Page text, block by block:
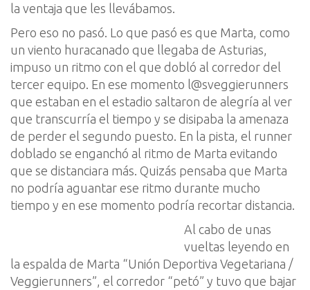
la ventaja que les llevábamos.
Pero eso no pasó. Lo que pasó es que Marta, como
un viento huracanado que llegaba de Asturias,
impuso un ritmo con el que dobló al corredor del
tercer equipo. En ese momento l@sveggierunners
que estaban en el estadio saltaron de alegría al ver
que transcurría el tiempo y se disipaba la amenaza
de perder el segundo puesto. En la pista, el runner
doblado se enganchó al ritmo de Marta evitando
que se distanciara más. Quizás pensaba que Marta
no podría aguantar ese ritmo durante mucho
tiempo y en ese momento podría recortar distancia.
Al cabo de unas
vueltas leyendo en
la espalda de Marta “Unión Deportiva Vegetariana /
Veggierunners” , el corredor “petó” y tuvo que bajar